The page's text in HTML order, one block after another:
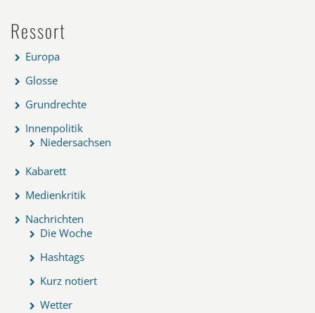
Ressort
Europa
Glosse
Grundrechte
Innenpolitik
Niedersachsen
Kabarett
Medienkritik
Nachrichten
Die Woche
Hashtags
Kurz notiert
Wetter